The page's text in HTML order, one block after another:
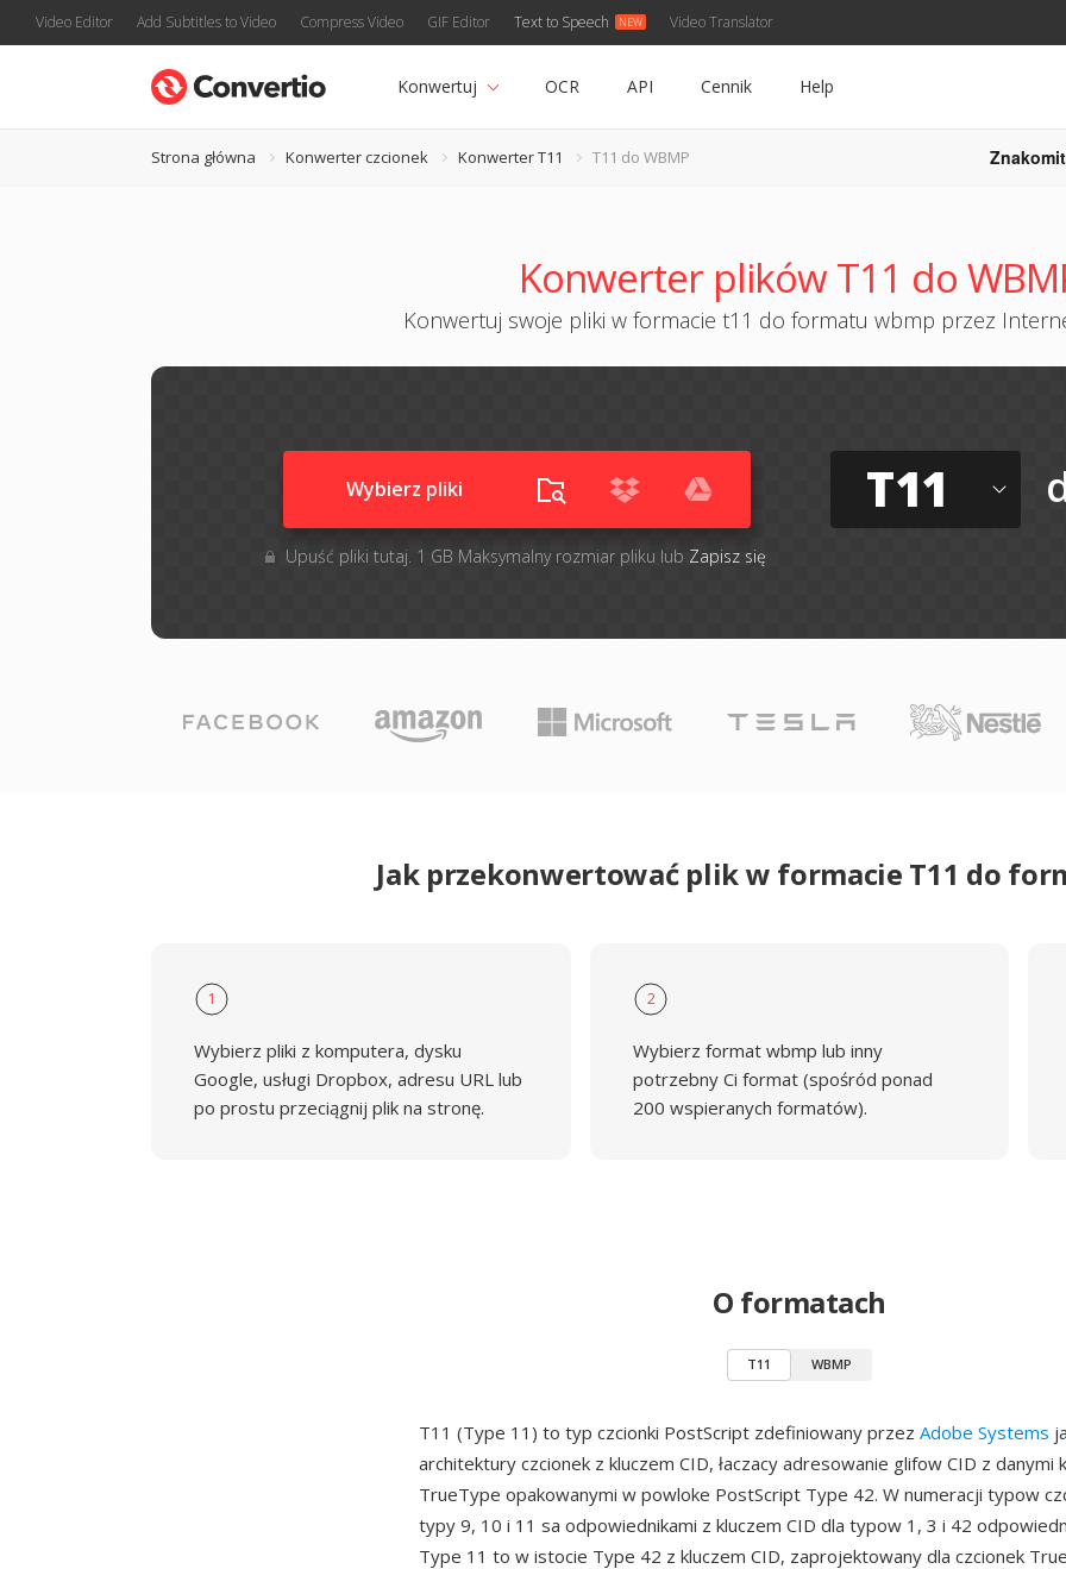
Video Editor Add Subtitles to Video Compress Video GIF Editor Text to Speech Video Translator
Konwertuj OCR API Cennik Help
Strona główna Konwerter czcionek Konwerter T11 T11 do WBMP
Konwerter plików T11 do
Konwertuj swoje pliki w formacie t11 do formatu wbmp przez
Wybierz pliki
Upuść pliki tutaj. 1 GB Maksymalny rozmiar pliku lub Zapisz się
T11
Jak przekonwertować plik w formacie T11 do
1
Wybierz pliki z komputera, dysku
Google, usługi Dropbox, adresu URL lub
po prostu przeciągnij plik na stronę.
2
Wybierz format wbmp lub inny
potrzebny Ci format (spośród ponad
200 wspieranych formatów).
O formatach
T11 WBMP
T11 (Type 11) to typ czcionki PostScript zdefiniowany przez Adobe Systems
architektury czcionek z kluczem CID, łaczacy adresowanie glifow CID z danymi
TrueType opakowanymi w powloke PostScript Type 42. W numeracji typow
typy 9, 10 i 11 sa odpowiednikami z kluczem CID dla typow 1, 3 i 42
Type 11 to w istocie Type 42 z kluczem CID, zaprojektowany dla czcionek